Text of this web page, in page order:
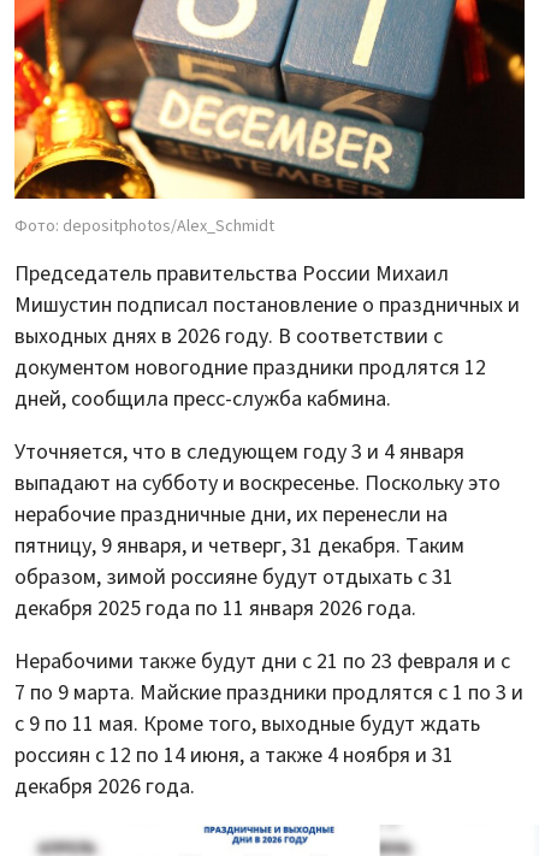
Фото: depositphotos/Alex_Schmidt
Председатель правительства России Михаил
Мишустин подписал постановление о праздничных и
выходных днях в 2026 году. В соответствии с
документом новогодние праздники продлятся 12
дней, сообщила пресс-служба кабмина.
Уточняется, что в следующем году 3 и 4 января
выпадают на субботу и воскресенье. Поскольку это
нерабочие праздничные дни, их перенесли на
пятницу, 9 января, и четверг, 31 декабря. Таким
образом, зимой россияне будут отдыхать с 31
декабря 2025 года по 11 января 2026 года.
Нерабочими также будут дни с 21 по 23 февраля и с
7 по 9 марта. Майские праздники продлятся с 1 по 3 и
с 9 по 11 мая. Кроме того, выходные будут ждать
россиян с 12 по 14 июня, а также 4 ноября и 31
декабря 2026 года.